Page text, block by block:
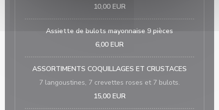
10,00 EUR
Assiette de bulots mayonnaise 9 pièces
6,00 EUR
ASSORTIMENTS COQUILLAGES ET CRUSTACES
7 langoustines, 7 crevettes roses et 7 bulots.
15,00 EUR